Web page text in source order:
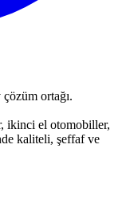
ortağı.
ikinci el otomobiller,
kaliteli, şeffaf ve